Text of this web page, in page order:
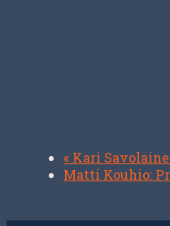
« Kari
Matti Kouhio: